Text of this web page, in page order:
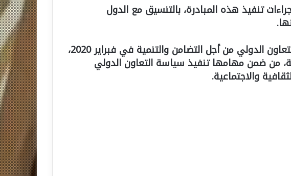
تنفيذ هذه المبادرة، بالتنسيق مع الدول
وأعلن عن إنشاء الوكالة الجزائرية للتعاون الدولي من أجل التضامن والتنمية في فبراير 2020،
من ضمن مهامها تنفيذ سياسة التعاون الدولي
والاجتماعية.